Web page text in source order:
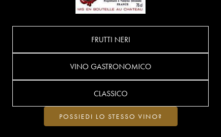
FRUTTI NERI
VINO GASTRONOMICO
CLASSICO
POSSIEDI LO STESSO VINO?